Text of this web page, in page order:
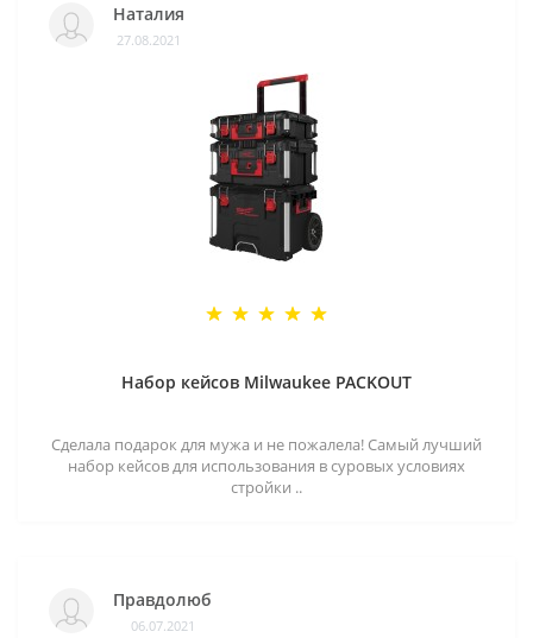
Наталия
27.08.2021
Набор кейсов Milwaukee PACKOUT
Сделала подарок для мужа и не пожалела! Самый лучший
набор кейсов для использования в суровых условиях
стройки ..
Правдолюб
06.07.2021